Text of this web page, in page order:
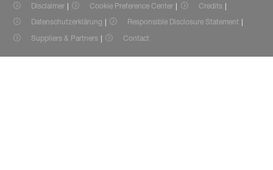
Disclaimer Cookie Preference Center
Credits
Datenschutzerklärung
Responsible Disclosure Statement
Suppliers & Partners
Contact